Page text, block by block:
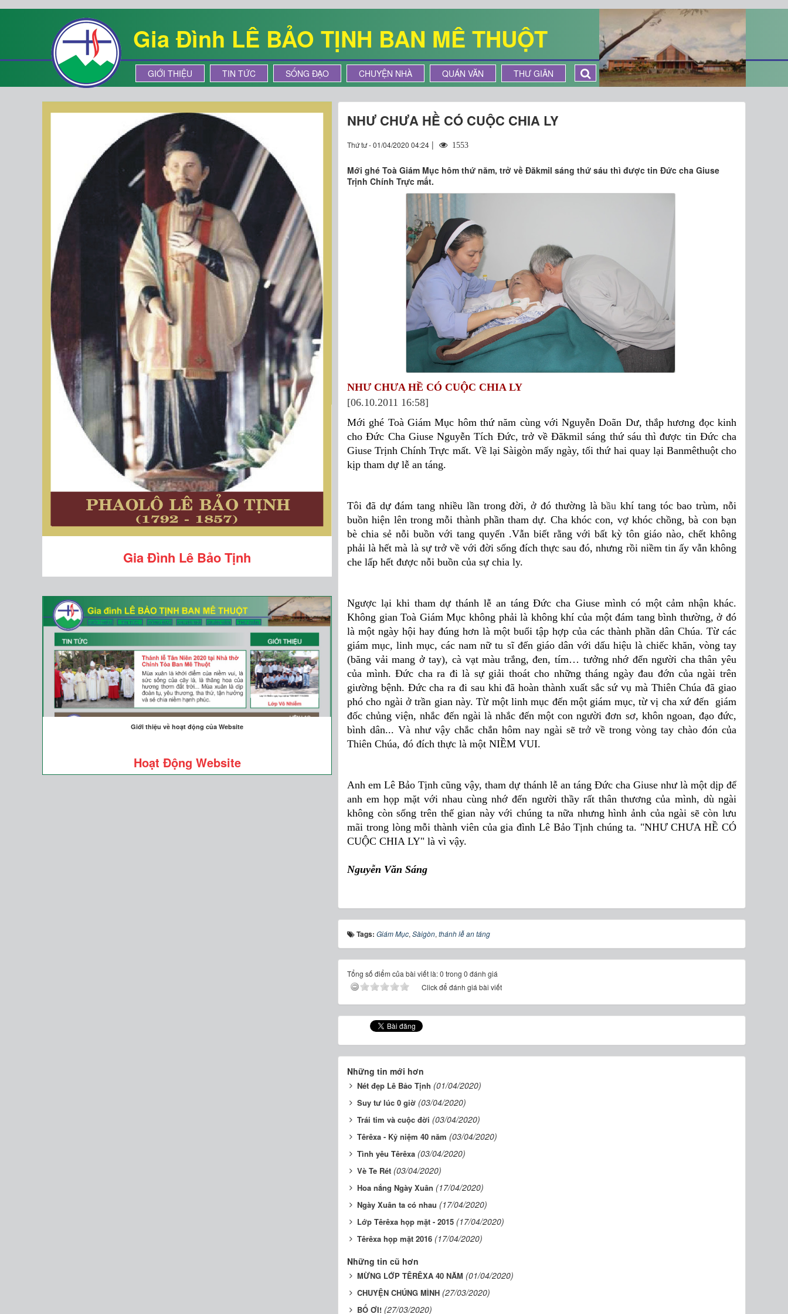
Gia Đình LÊ BẢO TỊNH BAN MÊ THUỘT
GIỚI THIỆU TIN TỨC SỐNG ĐẠO CHUYỆN NHÀ QUÁN VĂN THƯ GIÃN
NHƯ CHƯA HỀ CÓ CUỘC CHIA LY
Thứ tư - 01/04/2020 04:24 | 1553
Mới ghé Toà Giám Mục hôm thứ năm, trở về Đăkmil sáng thứ sáu thì được tin Đức cha Giuse
Trịnh Chính Trực mất.
NHƯ CHƯA HỀ CÓ CUỘC CHIA LY
[06.10.2011 16:58]
Mới ghé Toà Giám Mục hôm thứ năm cùng với Nguyễn Doãn Dư, thắp hương đọc kinh
cho Đức Cha Giuse Nguyễn Tích Đức, trở về Đăkmil sáng thứ sáu thì được tin Đức cha
Giuse Trịnh Chính Trực mất. Về lại Sàigòn mấy ngày, tối thứ hai quay lại Banmêthuột cho
kịp tham dự lễ an táng.
Tôi đã dự đám tang nhiều lần trong đời, ở đó thường là bầu khí tang tóc bao trùm, nỗi
buồn hiện lên trong mỗi thành phần tham dự. Cha khóc con, vợ khóc chồng, bà con bạn
bè chia sẻ nỗi buồn với tang quyến .Vẫn biết rằng với bất kỳ tôn giáo nào, chết không
phải là hết mà là sự trở về với đời sống đích thực sau đó, nhưng rồi niềm tin ấy vẫn không
che lấp hết được nỗi buồn của sự chia ly.
Ngược lại khi tham dự thánh lễ an táng Đức cha Giuse mình có một cảm nhận khác.
Không gian Toà Giám Mục không phải là không khí của một đám tang bình thường, ở đó
là một ngày hội hay đúng hơn là một buổi tập hợp của các thành phần dân Chúa. Từ các
giám mục, linh mục, các nam nữ tu sĩ đến giáo dân với dấu hiệu là chiếc khăn, vòng tay
(băng vải mang ở tay), cà vạt màu trắng, đen, tím… tưởng nhớ đến người cha thân yêu
của mình. Đức cha ra đi là sự giải thoát cho những tháng ngày đau đớn của ngài trên
giường bệnh. Đức cha ra đi sau khi đã hoàn thành xuất sắc sứ vụ mà Thiên Chúa đã giao
phó cho ngài ở trần gian này. Từ một linh mục đến một giám mục, từ vị cha xứ đến giám
đốc chủng viện, nhắc đến ngài là nhắc đến một con người đơn sơ, khôn ngoan, đạo đức,
bình dân... Và như vậy chắc chắn hôm nay ngài sẽ trở về trong vòng tay chào đón của
Thiên Chúa, đó đích thực là một NIỀM VUI.
Anh em Lê Bảo Tịnh cũng vậy, tham dự thánh lễ an táng Đức cha Giuse như là một dịp để
anh em họp mặt với nhau cùng nhớ đến người thầy rất thân thương của mình, dù ngài
không còn sống trên thế gian này với chúng ta nữa nhưng hình ảnh của ngài sẽ còn lưu
mãi trong lòng mỗi thành viên của gia đình Lê Bảo Tịnh chúng ta. "NHƯ CHƯA HỀ CÓ
CUỘC CHIA LY" là vì vậy.
Nguyễn Văn Sáng
Tags:Giám Mục,Sàigòn,thánh lễ an táng
Tổng số điểm của bài viết là: 0 trong 0 đánh giá
Click để đánh giá bài viết
Những tin mới hơn
Nét đẹp Lê Bảo Tịnh (01/04/2020)
Suy tư lúc 0 giờ (03/04/2020)
Trái tim và cuộc đời (03/04/2020)
Têrêxa - Kỷ niệm 40 năm (03/04/2020)
Tình yêu Têrêxa (03/04/2020)
Vè Te Rét (03/04/2020)
Hoa nắng Ngày Xuân (17/04/2020)
Ngày Xuân ta có nhau (17/04/2020)
Lớp Têrêxa họp mặt - 2015 (17/04/2020)
Têrêxa họp mặt 2016 (17/04/2020)
Những tin cũ hơn
MỪNG LỚP TÊRÊXA 40 NĂM (01/04/2020)
CHUYỆN CHÚNG MÌNH (27/03/2020)
BỐ ƠI! (27/03/2020)
Gia Đình Lê Bảo Tịnh
Giới thiệu về hoạt động của Website
Hoạt Động Website